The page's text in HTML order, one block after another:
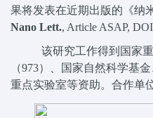
果将发表在近期出版的《纳
Nano Lett., Article ASAP,
该研究工作得到国家
（973）、国家自然科学基
重点实验室等资助。合作单